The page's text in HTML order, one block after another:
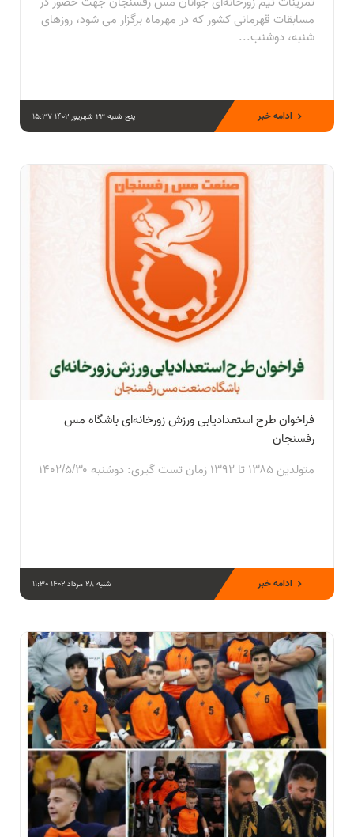
مسابقات قهرمانی کشور که در مهرماه برگزار می شود، روزهای
شنبه، دوشنب...
پنج شنبه 23 شهریور 1402 15:37 ادامه خبر
فراخوان طرح استعدادیابی‌‌ ورزش زورخانه‌ای باشگاه مس
رفسنجان
متولدین ۱۳۸۵ تا ۱۳۹۲ زمان تست گیری: دوشنبه ۱۴۰۲/۵/۳۰
شنبه 28 مرداد 1402 11:30 ادامه خبر